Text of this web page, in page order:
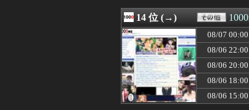
08/07 00:00
秋田市に
08/07 00:00
私「教え
08/07 00:00
【マスゴ
08/07 00:00
【これは
08/07 00:00
ポケポケ
08/07 00:00
偽警察官
08/07 00:00
【島根】
08/07 00:00
韓国人「
08/07 00:00
私「友達
08/07 00:00
私「新婦
14 位 (→)
08/07 00:00
08/06 22:00
08/06 20:00
08/06 18:00
08/06 15:00